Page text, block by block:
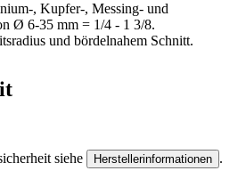
, Kupfer-, Messing- und
Ø 6-35 mm = 1/4 - 1 3/8.
und bördelnahem Schnitt.
siehe Herstellerinformationen .